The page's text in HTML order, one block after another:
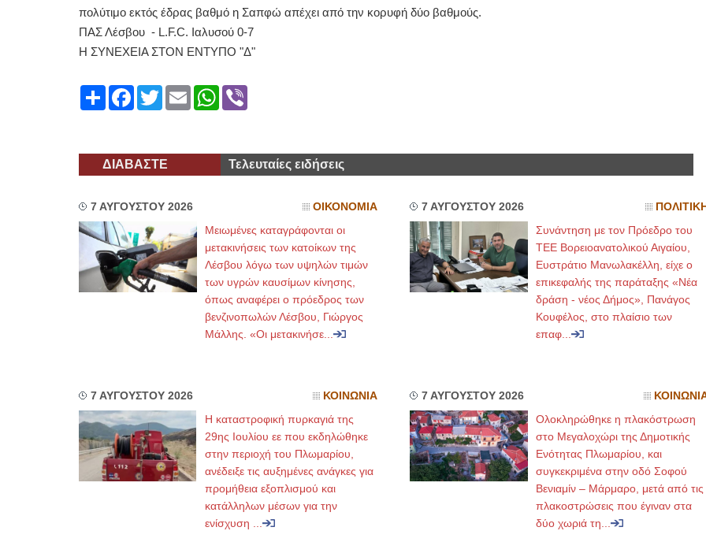
πολύτιμο εκτός έδρας βαθμό η Σαπφώ απέχει από την κορυφή δύο βαθμούς.
ΠΑΣ Λέσβου - L.F.C. Ιαλυσού 0-7
Η ΣΥΝΕΧΕΙΑ ΣΤΟΝ ΕΝΤΥΠΟ "Δ"
ShareFacebook
TwitterEmailWhatsApp
Viber
ΔΙΑΒΑΣΤΕ Τελευταίες ειδήσεις
7 ΑΥΓΟΥΣΤΟΥ 2026 ΟΙΚΟΝΟΜΙΑ
Μειωμένες καταγράφονται οι
μετακινήσεις των κατοίκων της
Λέσβου λόγω των υψηλών τιμών
των υγρών καυσίμων κίνησης,
όπως αναφέρει ο πρόεδρος των
βενζινοπωλών Λέσβου, Γιώργος
Μάλλης. «Οι μετακινήσε...
7 ΑΥΓΟΥΣΤΟΥ 2026 ΠΟΛΙΤΙΚΗ
Συνάντηση με τον Πρόεδρο του
ΤΕΕ Βορειοανατολικού Αιγαίου,
Ευστράτιο Μανωλακέλλη, είχε ο
επικεφαλής της παράταξης «Νέα
δράση - νέος Δήμος», Πανάγος
Κουφέλος, στο πλαίσιο των
επαφ...
7 ΑΥΓΟΥΣΤΟΥ 2026 ΚΟΙΝΩΝΙΑ
Η καταστροφική πυρκαγιά της
29ης Ιουλίου εε που εκδηλώθηκε
στην περιοχή του Πλωμαρίου,
ανέδειξε τις αυξημένες ανάγκες για
προμήθεια εξοπλισμού και
κατάλληλων μέσων για την
ενίσχυση ...
7 ΑΥΓΟΥΣΤΟΥ 2026
Ολοκληρώθηκε η πλακόστρωση
στο Μεγαλοχώρι της Δημοτικής
Ενότητας Πλωμαρίου, και
συγκεκριμένα στην οδό Σοφού
Βενιαμίν – Μάρμαρο, μετά από τις
πλακοστρώσεις που έγιναν στα
δύο χωριά τη...